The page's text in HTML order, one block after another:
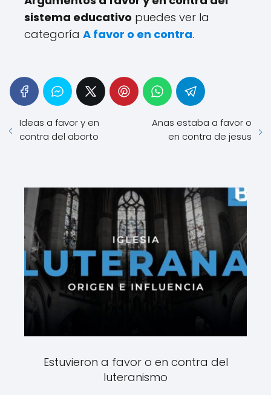
sistema educativo puedes ver la
categoría A favor o en contra.
Ideas a favor y en
contra del aborto
Anas estaba a favor o
en contra de jesus
Estuvieron a favor o en contra del
luteranismo